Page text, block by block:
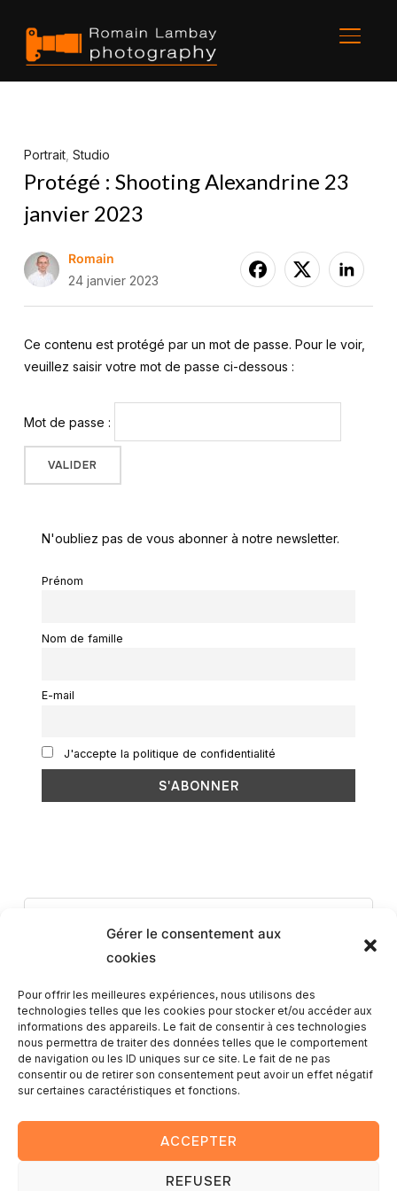
Gérer le consentement aux
cookies
Pour offrir les meilleures expériences, nous utilisons des
technologies telles que les cookies pour stocker et/ou accéder aux
informations des appareils. Le fait de consentir à ces technologies
nous permettra de traiter des données telles que le comportement
de navigation ou les ID uniques sur ce site. Le fait de ne pas
consentir ou de retirer son consentement peut avoir un effet négatif
sur certaines caractéristiques et fonctions.
ACCEPTER
REFUSER
Portrait, Studio
Protégé : Shooting Alexandrine 23
janvier 2023
Romain
24 janvier 2023
Ce contenu est protégé par un mot de passe. Pour le voir,
veuillez saisir votre mot de passe ci-dessous :
Mot de passe :
N'oubliez pas de vous abonner à notre newsletter.
Prénom
Nom de famille
E-mail
J'accepte la politique de confidentialité
Romain
passe pour voir les commentaires.